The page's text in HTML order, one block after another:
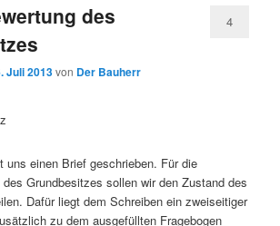
des
Juli 2013von Der Bauherr
4
uns einen Brief geschrieben. Für die
Grundbesitzes sollen wir den Zustand des
Dafür liegt dem Schreiben ein zweiseitiger
zu dem ausgefüllten Fragebogen